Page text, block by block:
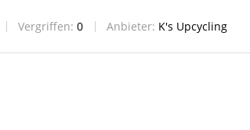
Vergriffen: 0 Anbieter: K's Upcycling